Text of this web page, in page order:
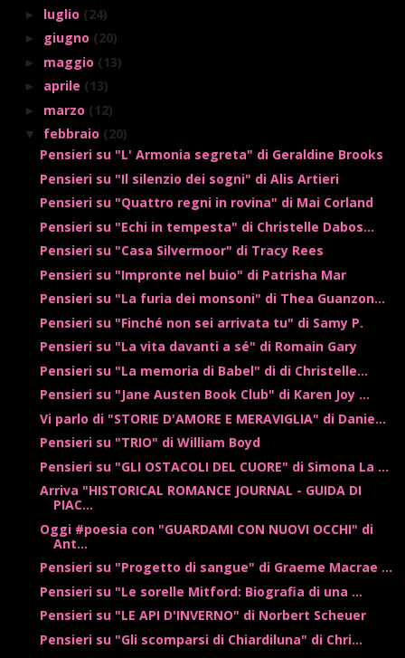
► luglio (24)
► giugno (20)
► maggio (13)
► aprile (13)
► marzo (12)
▼ febbraio (20)
Pensieri su "L' Armonia segreta" di Geraldine Brooks
Pensieri su "Il silenzio dei sogni" di Alis Artieri
Pensieri su "Quattro regni in rovina" di Mai Corland
Pensieri su "Echi in tempesta" di Christelle Dabos...
Pensieri su "Casa Silvermoor" di Tracy Rees
Pensieri su "Impronte nel buio" di Patrisha Mar
Pensieri su "La furia dei monsoni" di Thea Guanzon...
Pensieri su "Finché non sei arrivata tu" di Samy P.
Pensieri su "La vita davanti a sé" di Romain Gary
Pensieri su "La memoria di Babel" di di Christelle...
Pensieri su "Jane Austen Book Club" di Karen Joy ...
Vi parlo di "STORIE D'AMORE E MERAVIGLIA" di Danie...
Pensieri su "TRIO" di William Boyd
Pensieri su "GLI OSTACOLI DEL CUORE" di Simona La ...
Arriva "HISTORICAL ROMANCE JOURNAL - GUIDA DI
PIAC...
Oggi #poesia con "GUARDAMI CON NUOVI OCCHI" di
Ant...
Pensieri su "Progetto di sangue" di Graeme Macrae ...
Pensieri su "Le sorelle Mitford: Biografia di una ...
Pensieri su "LE API D'INVERNO" di Norbert Scheuer
Pensieri su "Gli scomparsi di Chiardiluna" di Chri...